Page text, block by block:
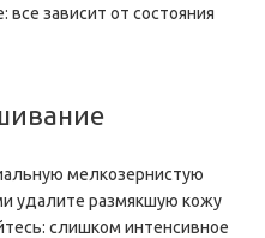
зависит от состояния
мелкозернистую
удалите размякшую кожу
слишком интенсивное